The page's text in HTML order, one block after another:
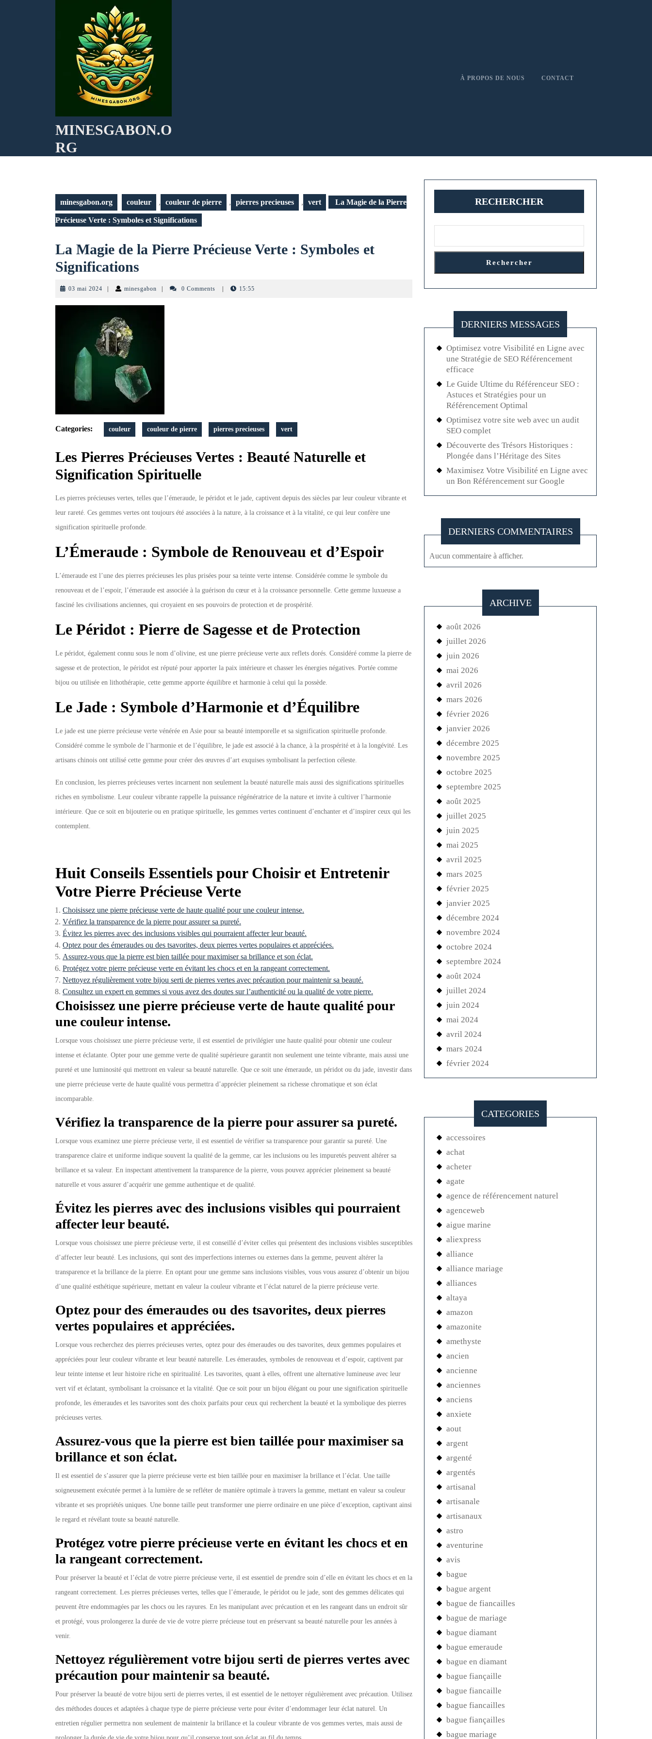
MINESGABON.O
RG
À PROPOS DE NOUS CONTACT
minesgabon.org couleur , couleur de pierre , pierres precieuses , vert La Magie de la Pierre
Précieuse Verte : Symboles et Significations
La Magie de la Pierre Précieuse Verte : Symboles et
Significations
Magie
de
Verte
:
Symboles
et
Significations
03 mai 2024 03
2024
minesgabon minesgabon0 Comments 15:55
Categories: couleur couleur de pierre pierres precieuses vert
Les Pierres Précieuses Vertes : Beauté Naturelle et
Signification Spirituelle
Les pierres précieuses vertes, telles que l’émeraude, le péridot et le jade, captivent depuis des siècles par leur couleur vibrante et
leur rareté. Ces gemmes vertes ont toujours été associées à la nature, à la croissance et à la vitalité, ce qui leur confère une
signification spirituelle profonde.
L’Émeraude : Symbole de Renouveau et d’Espoir
L’émeraude est l’une des pierres précieuses les plus prisées pour sa teinte verte intense. Considérée comme le symbole du
renouveau et de l’espoir, l’émeraude est associée à la guérison du cœur et à la croissance personnelle. Cette gemme luxueuse a
fasciné les civilisations anciennes, qui croyaient en ses pouvoirs de protection et de prospérité.
Le Péridot : Pierre de Sagesse et de Protection
Le péridot, également connu sous le nom d’olivine, est une pierre précieuse verte aux reflets dorés. Considéré comme la pierre de
sagesse et de protection, le péridot est réputé pour apporter la paix intérieure et chasser les énergies négatives. Portée comme
bijou ou utilisée en lithothérapie, cette gemme apporte équilibre et harmonie à celui qui la possède.
Le Jade : Symbole d’Harmonie et d’Équilibre
Le jade est une pierre précieuse verte vénérée en Asie pour sa beauté intemporelle et sa signification spirituelle profonde.
Considéré comme le symbole de l’harmonie et de l’équilibre, le jade est associé à la chance, à la prospérité et à la longévité. Les
artisans chinois ont utilisé cette gemme pour créer des œuvres d’art exquises symbolisant la perfection céleste.
En conclusion, les pierres précieuses vertes incarnent non seulement la beauté naturelle mais aussi des significations spirituelles
riches en symbolisme. Leur couleur vibrante rappelle la puissance régénératrice de la nature et invite à cultiver l’harmonie
intérieure. Que ce soit en bijouterie ou en pratique spirituelle, les gemmes vertes continuent d’enchanter et d’inspirer ceux qui les
contemplent.
Huit Conseils Essentiels pour Choisir et Entretenir
Votre Pierre Précieuse Verte
Choisissez une pierre précieuse verte de haute qualité pour une couleur intense.
Vérifiez la transparence de la pierre pour assurer sa pureté.
Évitez les pierres avec des inclusions visibles qui pourraient affecter leur beauté.
Optez pour des émeraudes ou des tsavorites, deux pierres vertes populaires et appréciées.
Assurez-vous que la pierre est bien taillée pour maximiser sa brillance et son éclat.
Protégez votre pierre précieuse verte en évitant les chocs et en la rangeant correctement.
Nettoyez régulièrement votre bijou serti de pierres vertes avec précaution pour maintenir sa beauté.
Consultez un expert en gemmes si vous avez des doutes sur l’authenticité ou la qualité de votre pierre.
Choisissez une pierre précieuse verte de haute qualité pour
une couleur intense.
Lorsque vous choisissez une pierre précieuse verte, il est essentiel de privilégier une haute qualité pour obtenir une couleur
intense et éclatante. Opter pour une gemme verte de qualité supérieure garantit non seulement une teinte vibrante, mais aussi une
pureté et une luminosité qui mettront en valeur sa beauté naturelle. Que ce soit une émeraude, un péridot ou du jade, investir dans
une pierre précieuse verte de haute qualité vous permettra d’apprécier pleinement sa richesse chromatique et son éclat
incomparable.
Vérifiez la transparence de la pierre pour assurer sa pureté.
Lorsque vous examinez une pierre précieuse verte, il est essentiel de vérifier sa transparence pour garantir sa pureté. Une
transparence claire et uniforme indique souvent la qualité de la gemme, car les inclusions ou les impuretés peuvent altérer sa
brillance et sa valeur. En inspectant attentivement la transparence de la pierre, vous pouvez apprécier pleinement sa beauté
naturelle et vous assurer d’acquérir une gemme authentique et de qualité.
Évitez les pierres avec des inclusions visibles qui pourraient
affecter leur beauté.
Lorsque vous choisissez une pierre précieuse verte, il est conseillé d’éviter celles qui présentent des inclusions visibles susceptibles
d’affecter leur beauté. Les inclusions, qui sont des imperfections internes ou externes dans la gemme, peuvent altérer la
transparence et la brillance de la pierre. En optant pour une gemme sans inclusions visibles, vous vous assurez d’obtenir un bijou
d’une qualité esthétique supérieure, mettant en valeur la couleur vibrante et l’éclat naturel de la pierre précieuse verte.
Optez pour des émeraudes ou des tsavorites, deux pierres
vertes populaires et appréciées.
Lorsque vous recherchez des pierres précieuses vertes, optez pour des émeraudes ou des tsavorites, deux gemmes populaires et
appréciées pour leur couleur vibrante et leur beauté naturelle. Les émeraudes, symboles de renouveau et d’espoir, captivent par
leur teinte intense et leur histoire riche en spiritualité. Les tsavorites, quant à elles, offrent une alternative lumineuse avec leur
vert vif et éclatant, symbolisant la croissance et la vitalité. Que ce soit pour un bijou élégant ou pour une signification spirituelle
profonde, les émeraudes et les tsavorites sont des choix parfaits pour ceux qui recherchent la beauté et la symbolique des pierres
précieuses vertes.
Assurez-vous que la pierre est bien taillée pour maximiser sa
brillance et son éclat.
Il est essentiel de s’assurer que la pierre précieuse verte est bien taillée pour en maximiser la brillance et l’éclat. Une taille
soigneusement exécutée permet à la lumière de se refléter de manière optimale à travers la gemme, mettant en valeur sa couleur
vibrante et ses propriétés uniques. Une bonne taille peut transformer une pierre ordinaire en une pièce d’exception, captivant ainsi
le regard et révélant toute sa beauté naturelle.
Protégez votre pierre précieuse verte en évitant les chocs et en
la rangeant correctement.
Pour préserver la beauté et l’éclat de votre pierre précieuse verte, il est essentiel de prendre soin d’elle en évitant les chocs et en la
rangeant correctement. Les pierres précieuses vertes, telles que l’émeraude, le péridot ou le jade, sont des gemmes délicates qui
peuvent être endommagées par les chocs ou les rayures. En les manipulant avec précaution et en les rangeant dans un endroit sûr
et protégé, vous prolongerez la durée de vie de votre pierre précieuse tout en préservant sa beauté naturelle pour les années à
venir.
Nettoyez régulièrement votre bijou serti de pierres vertes avec
précaution pour maintenir sa beauté.
Pour préserver la beauté de votre bijou serti de pierres vertes, il est essentiel de le nettoyer régulièrement avec précaution. Utilisez
des méthodes douces et adaptées à chaque type de pierre précieuse verte pour éviter d’endommager leur éclat naturel. Un
entretien régulier permettra non seulement de maintenir la brillance et la couleur vibrante de vos gemmes vertes, mais aussi de
RECHERCHER
Rechercher
DERNIERS MESSAGES
Optimisez votre Visibilité en Ligne avec
une Stratégie de SEO Référencement
efficace
Le Guide Ultime du Référenceur SEO :
Astuces et Stratégies pour un
Référencement Optimal
Optimisez votre site web avec un audit
SEO complet
Découverte des Trésors Historiques :
Plongée dans l’Héritage des Sites
Maximisez Votre Visibilité en Ligne avec
un Bon Référencement sur Google
DERNIERS COMMENTAIRES
Aucun commentaire à afficher.
ARCHIVE
août 2026
juillet 2026
juin 2026
mai 2026
avril 2026
mars 2026
février 2026
janvier 2026
décembre 2025
novembre 2025
octobre 2025
septembre 2025
août 2025
juillet 2025
juin 2025
mai 2025
avril 2025
mars 2025
février 2025
janvier 2025
décembre 2024
novembre 2024
octobre 2024
septembre 2024
août 2024
juillet 2024
juin 2024
mai 2024
avril 2024
mars 2024
février 2024
CATEGORIES
accessoires
achat
acheter
agate
agence de référencement naturel
agenceweb
aigue marine
aliexpress
alliance
alliance mariage
alliances
altaya
amazon
amazonite
amethyste
ancien
ancienne
anciennes
anciens
anxiete
aout
argent
argenté
argentés
artisanal
artisanale
artisanaux
astro
aventurine
avis
bague
bague argent
bague de fiancailles
bague de mariage
bague diamant
bague emeraude
bague en diamant
bague fiançaille
bague fiancaille
bague fiancailles
bague fiançailles
bague mariage